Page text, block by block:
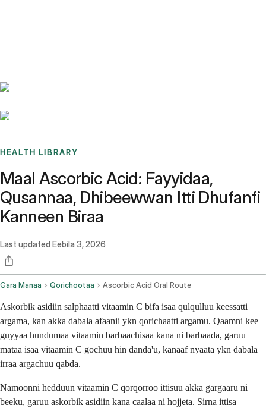
HEALTH LIBRARY
Maal Ascorbic Acid: Fayyidaa,
Qusannaa, Dhibeewwan Itti Dhufanfi
Kanneen Biraa
Last updated Eebila 3, 2026
Gara Manaa Qorichootaa Ascorbic Acid Oral Route
Askorbik asidiin salphaatti vitaamin C bifa isaa qulqulluu keessatti
argama, kan akka dabala afaanii ykn qorichaatti argamu. Qaamni kee
guyyaa hundumaa vitaamin barbaachisaa kana ni barbaada, garuu
mataa isaa vitaamin C gochuu hin danda'u, kanaaf nyaata ykn dabala
irraa argachuu qabda.
Namoonni hedduun vitaamin C qorqorroo ittisuu akka gargaaru ni
beeku, garuu askorbik asidiin kana caalaa ni hojjeta. Sirna ittisa